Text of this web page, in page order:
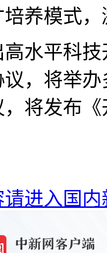
养模式
平科技
议，将举
将发布
进入国内